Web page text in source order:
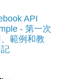
API
- 第一次
範例和教